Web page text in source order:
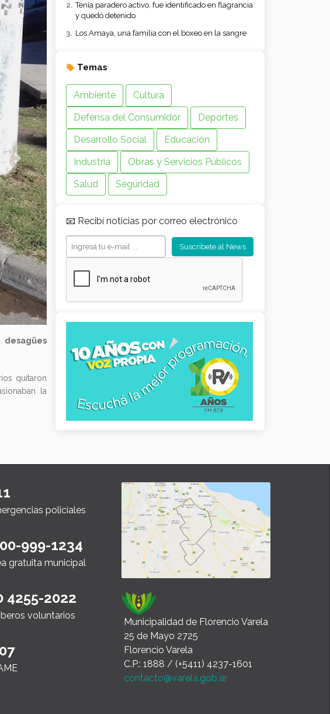
Next
quitaron
la
Tenía paradero activo, fue identificado en flagrancia
y quedó detenido
Los Amaya, una familia con el boxeo en la sangre
Temas
Ambiente
Cultura
Defensa del Consumidor
Deportes
Desarrollo Social
Educación
Industria
Obras y Servicios Públicos
Salud
Seguridad
📧 Recibí noticias por correo electrónico
policiales
999-1234
gratuita municipal
4255-2022
voluntarios
Municipalidad de Florencio Varela
25 de Mayo 2725
Florencio Varela
C.P.: 1888 / (+5411) 4237-1601
contacto@varela.gob.ar